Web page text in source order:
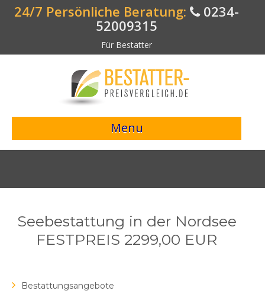
24/7 Persönliche Beratung:
0234-
52009315
Für Bestatter
Menu
> Preisvergleich starten <
Bestattungsvorsorge
Seebestattung in der Nordsee
FESTPREIS 2299,00 EUR
Bestattungsangebote